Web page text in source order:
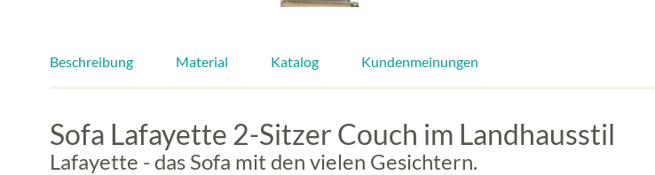
Beschreibung Material Katalog Kundenmeinungen
Sofa Lafayette 2-Sitzer Couch im Landhausstil
Lafayette - das Sofa mit den vielen Gesichtern.